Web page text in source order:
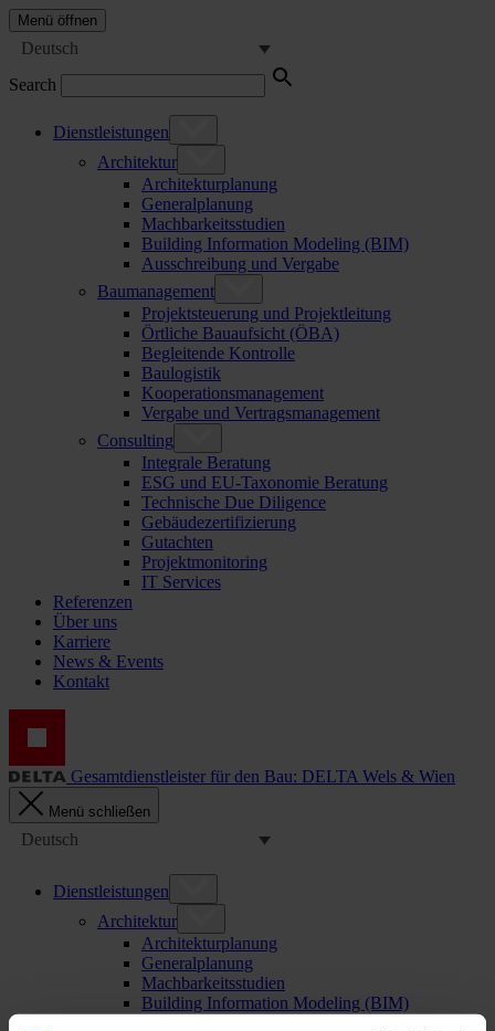
Menü öffnen
Deutsch
Search
Dienstleistungen
Architektur
Architekturplanung
Generalplanung
Machbarkeitsstudien
Building Information Modeling (BIM)
Ausschreibung und Vergabe
Baumanagement
Projektsteuerung und Projektleitung
Örtliche Bauaufsicht (ÖBA)
Begleitende Kontrolle
Baulogistik
Kooperationsmanagement
Vergabe und Vertragsmanagement
Consulting
Integrale Beratung
ESG und EU-Taxonomie Beratung
Technische Due Diligence
Gebäudezertifizierung
Gutachten
Projektmonitoring
IT Services
Referenzen
Über uns
Karriere
News & Events
Kontakt
Gesamtdienstleister für den Bau: DELTA Wels & Wien
Menü schließen
Deutsch
Dienstleistungen
Architektur
Architekturplanung
Generalplanung
Machbarkeitsstudien
Building Information Modeling (BIM)